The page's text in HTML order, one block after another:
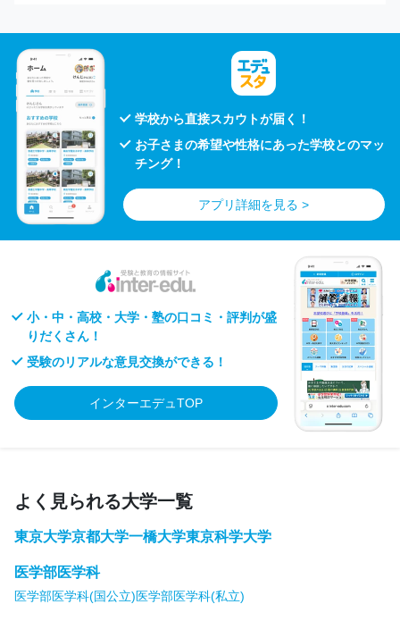
学校から直接スカウトが届く！
お子さまの希望や性格にあった学校とのマッ
チング！
アプリ詳細を見る >
小・中・高校・大学・塾の口コミ・評判が盛
りだくさん！
受験のリアルな意見交換ができる！
インターエデュTOP
よく見られる大学一覧
東京大学京都大学一橋大学東京科学大学
医学部医学科
医学部医学科(国公立)医学部医学科(私立)